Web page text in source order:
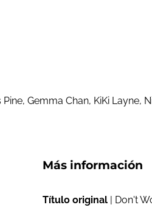
Gemma Chan, KiKi
Más información
Título original | Don't